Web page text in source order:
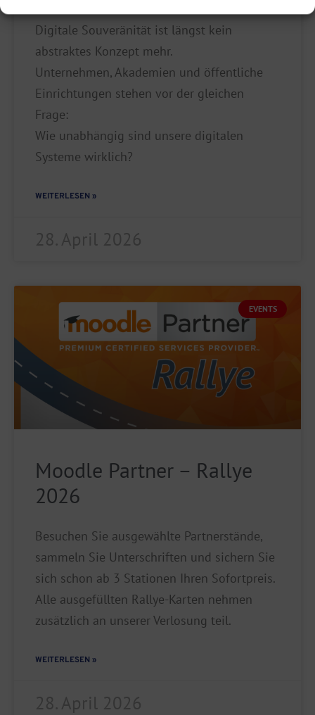
Digitale Souveränität ist längst kein
abstraktes Konzept mehr.
Unternehmen, Akademien und öffentliche
Einrichtungen stehen vor der gleichen
Frage:
Wie unabhängig sind unsere digitalen
Systeme wirklich?
WEITERLESEN »
28. April 2026
EVENTS
Moodle Partner – Rallye
2026
Besuchen Sie ausgewählte Partnerstände,
sammeln Sie Unterschriften und sichern Sie
sich schon ab 3 Stationen Ihren Sofortpreis.
Alle ausgefüllten Rallye-Karten nehmen
zusätzlich an unserer Verlosung teil.
WEITERLESEN »
28. April 2026